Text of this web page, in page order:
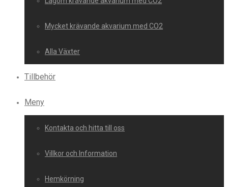
Mycket krävande akvarium med CO2
Alla Växter
Tillbehör
Meny
Kontakta och hitta till oss
Villkor och Information
Hemkörning